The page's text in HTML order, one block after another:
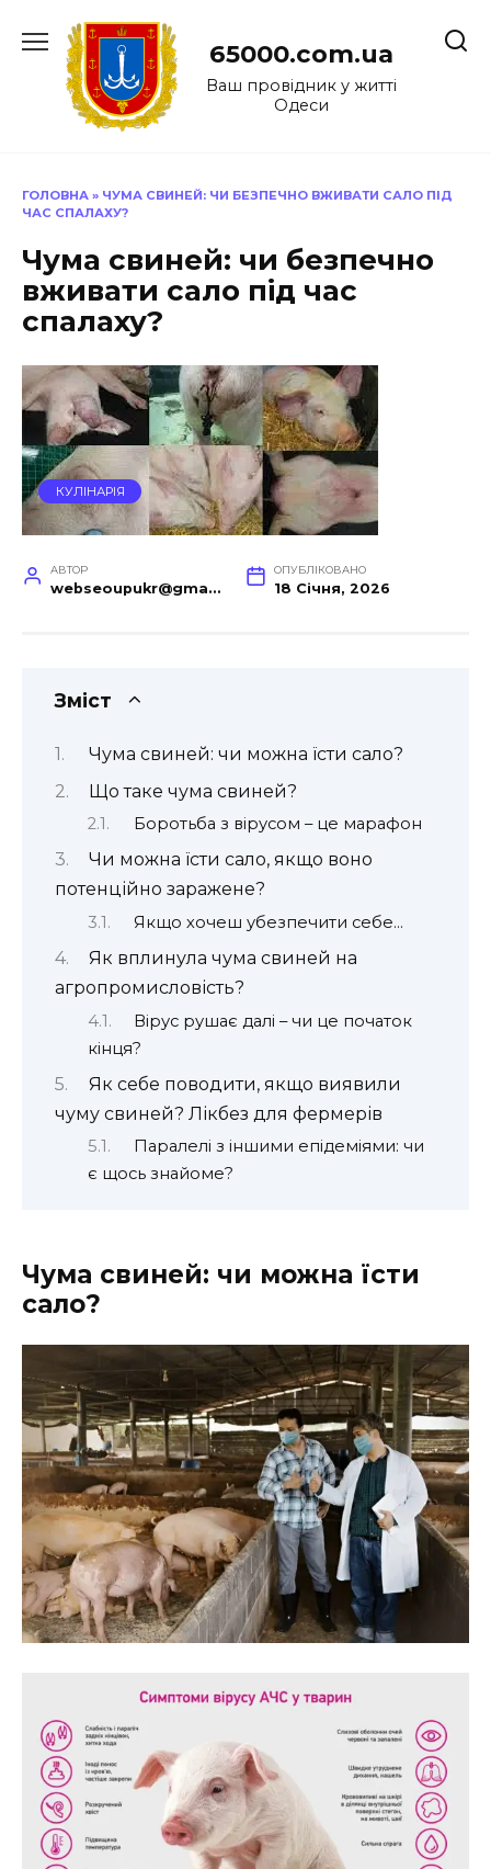
до
65000.com.ua
Ваш провідник у житті
Одеси
ГОЛОВНА » ЧУМА СВИНЕЙ: ЧИ БЕЗПЕЧНО ВЖИВАТИ САЛО ПІД
ЧАС СПАЛАХУ?
Чума свиней: чи безпечно
вживати сало під час
спалаху?
КУЛІНАРІЯ
АВТОР
webseoupukr@gmail.com
ОПУБЛІКОВАНО
18 Січня, 2026
Зміст
Чума свиней: чи можна їсти сало?
Що таке чума свиней?
Боротьба з вірусом – це марафон
Чи можна їсти сало, якщо воно
потенційно заражене?
Якщо хочеш убезпечити себе…
Як вплинула чума свиней на
агропромисловість?
Вірус рушає далі – чи це початок
кінця?
Як себе поводити, якщо виявили
чуму свиней? Лікбез для фермерів
Паралелі з іншими епідеміями: чи
є щось знайоме?
Чума свиней: чи можна їсти
сало?